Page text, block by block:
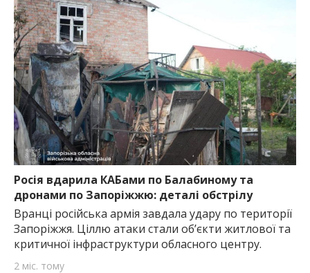
Росія вдарила КАБами по Балабиному та
дронами по Запоріжжю: деталі обстрілу
Вранці російська армія завдала удару по території
Запоріжжя. Ціллю атаки стали об’єкти житлової та
критичної інфраструктури обласного центру.
2 міс. тому